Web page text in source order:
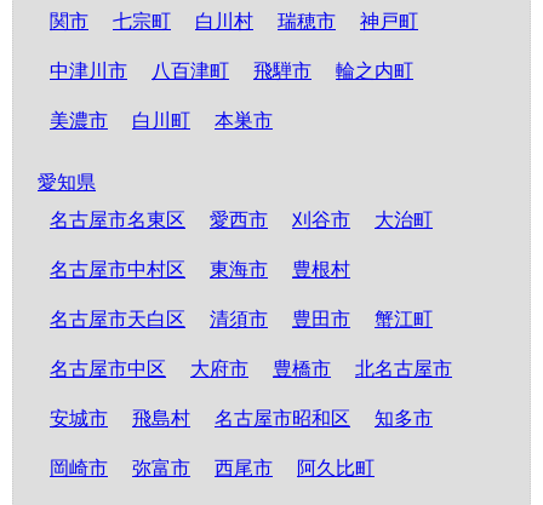
関市 七宗町 白川村 瑞穂市 神戸町
中津川市 八百津町 飛騨市 輪之内町
美濃市 白川町 本巣市
愛知県
名古屋市名東区
愛西市 刈谷市 大治町
名古屋市中村区 東海市 豊根村
名古屋市天白区 清須市 豊田市 蟹江町
名古屋市中区 大府市 豊橋市 北名古屋市
安城市 飛島村 名古屋市昭和区 知多市
岡崎市 弥富市 西尾市 阿久比町